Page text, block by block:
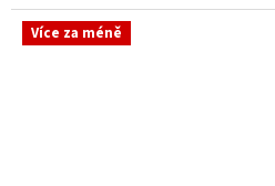
Více za méně